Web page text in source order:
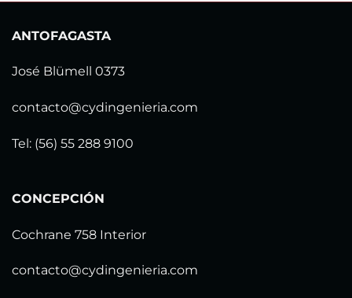
ANTOFAGASTA
José Blümell 0373
contacto@cydingenieria.com
Tel: (56) 55 288 9100
CONCEPCIÓN
Cochrane 758 Interior
contacto@cydingenieria.com